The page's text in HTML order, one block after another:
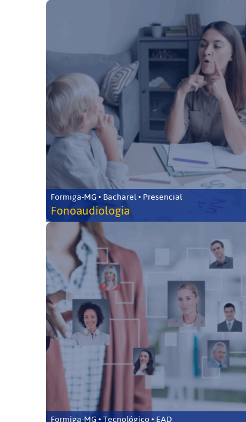
Formiga-MG • Bacharel • Presencial
Fonoaudiologia